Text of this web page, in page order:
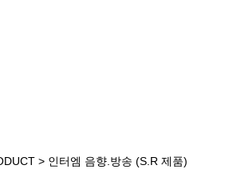
> 인터엠 음향.방송 (S.R 제품)